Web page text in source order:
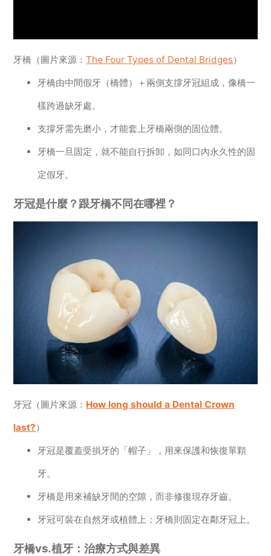
牙橋（圖片來源：The Four Types of Dental Bridges）
牙橋由中間假牙（橋體）＋兩側支撐牙冠組成，像橋一
樣跨過缺牙處。
支撐牙需先磨小，才能套上牙橋兩側的固位體。
牙橋一旦固定，就不能自行拆卸，如同口內永久性的固
定假牙。
牙冠是什麼？跟牙橋不同在哪裡？
牙冠（圖片來源： How long should a Dental Crown
last?）
牙冠是覆蓋受損牙的「帽子」，用來保護和恢復單顆
牙。
牙橋是用來補缺牙間的空隙，而非修復現存牙齒。
牙冠可裝在自然牙或植體上；牙橋則固定在鄰牙冠上。
牙橋vs.植牙：治療方式與差異